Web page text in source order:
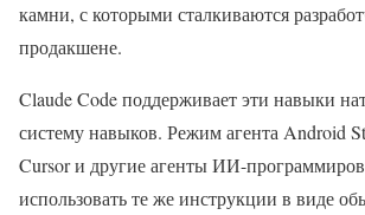
камни, с которыми сталкиваются
продакшене.
Claude Code поддерживает эти навыки
систему навыков. Режим агента Android
Cursor и другие агенты ИИ-
использовать те же инструкции в виде